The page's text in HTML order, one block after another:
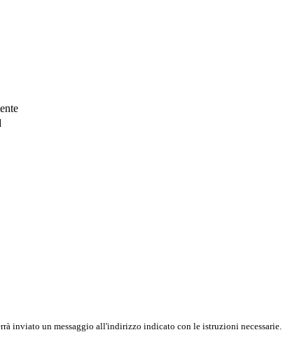
inviato un messaggio all'indirizzo indicato con le istruzioni necessarie.